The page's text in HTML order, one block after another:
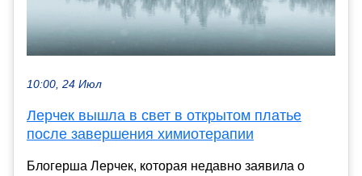
10:00, 24 Июл
Лерчек вышла в свет в открытом платье
после завершения химиотерапии
Блогерша Лерчек, которая недавно заявила о